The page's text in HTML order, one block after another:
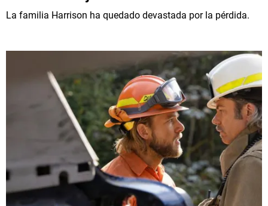
La familia Harrison ha quedado devastada por la pérdida.